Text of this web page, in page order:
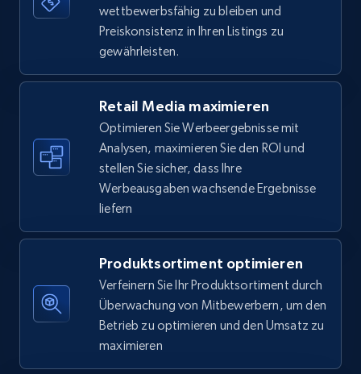
5.6K+ 875+ Jetzt anfangen
using specific category URL
URL, Final price, Sku, Currency, Gtin,
Specifications, Image urls, Top reviews, and
more.
875+
Walmart - products - Collects products by
specific keywords
URL, Final price, Sku, Currency, Gtin,
wettbewerbsfähig zu bleiben und
Preiskonsistenz in Ihren Listings zu
gewährleisten.
Retail Media maximieren
Optimieren Sie Werbeergebnisse mit
Analysen, maximieren Sie den ROI und
stellen Sie sicher, dass Ihre
Werbeausgaben wachsende Ergebnisse
liefern
Produktsortiment optimieren
Verfeinern Sie Ihr Produktsortiment durch
Überwachung von Mitbewerbern, um den
Betrieb zu optimieren und den Umsatz zu
maximieren